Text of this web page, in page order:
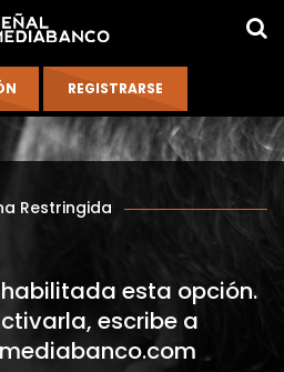
Restringida
esta opción.
escribe a